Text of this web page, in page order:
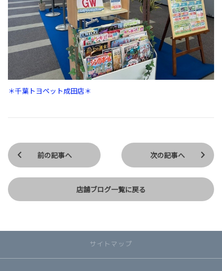
＊千葉トヨペット成田店＊
前の記事へ
店舗ブログ一覧に戻る
次の記事へ
サイトマップ